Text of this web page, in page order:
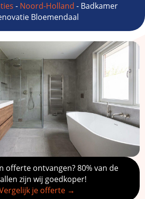
- Noord-Holland - Badkamer
Bloemendaal
offerte ontvangen? 80% van de
zijn wij goedkoper!
je offerte →